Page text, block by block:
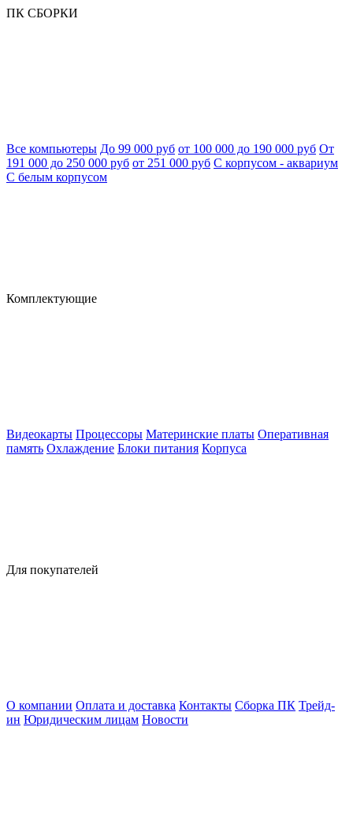
ПК СБОРКИ
Все компьютеры До 99 000 руб от 100 000 до 190 000 руб От
191 000 до 250 000 руб от 251 000 руб С корпусом - аквариум
С белым корпусом
Комплектующие
Видеокарты Процессоры Материнские платы Оперативная
память Охлаждение Блоки питания Корпуса
Для покупателей
О компании Оплата и доставка Контакты Сборка ПК Трейд-
ин Юридическим лицам Новости